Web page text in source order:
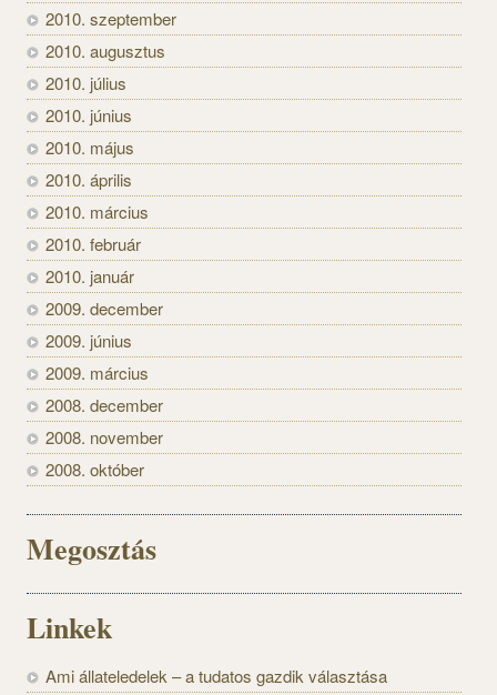
2010. szeptember
2010. augusztus
2010. július
2010. június
2010. május
2010. április
2010. március
2010. február
2010. január
2009. december
2009. június
2009. március
2008. december
2008. november
2008. október
Megosztás
Linkek
Ami állateledelek – a tudatos gazdik választása